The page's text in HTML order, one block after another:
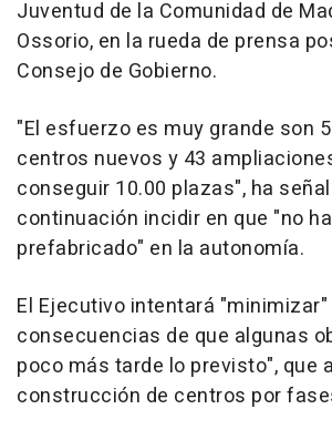
Juventud de la Comunidad de
Ossorio, en la rueda de prensa
Consejo de Gobierno.
"El esfuerzo es muy grande son
centros nuevos y 43
conseguir 10.00 plazas", ha
continuación incidir en que "no
prefabricado" en la autonomía.
El Ejecutivo intentará
consecuencias de que algunas
poco más tarde lo previsto", que
construcción de centros por